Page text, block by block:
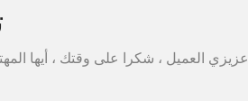
عزيزي العميل ، شكرا على وقتك ، أيها